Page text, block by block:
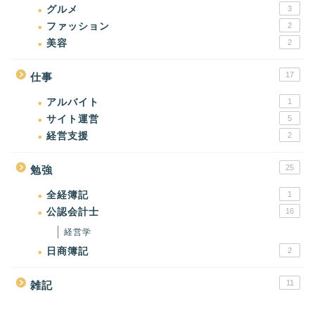
グルメ 3
ファッション 2
美容 2
仕事 17
アルバイト 1
サイト運営 5
経営支援 2
勉強 25
全経簿記 1
公認会計士 16
経営学
日商簿記 2
雑記 11